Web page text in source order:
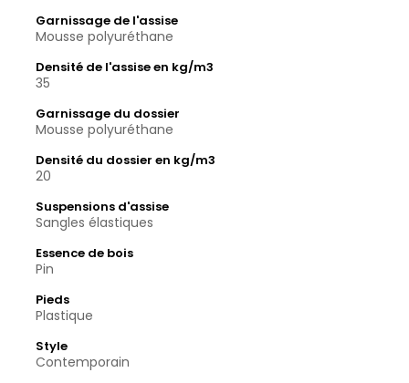
Garnissage de l'assise
Mousse polyuréthane
Densité de l'assise en kg/m3
35
Garnissage du dossier
Mousse polyuréthane
Densité du dossier en kg/m3
20
Suspensions d'assise
Sangles élastiques
Essence de bois
Pin
Pieds
Plastique
Style
Contemporain